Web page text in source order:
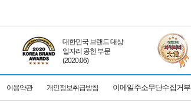
대한민국 브랜드 대상
일자리 공헌 부문
(2020.06)
이용약관 개인정보취급방침 이메일주소무단수집거부